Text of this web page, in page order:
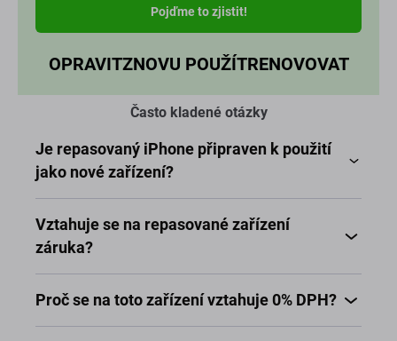
Pojďme to zjistit!
OPRAVITZNOVU POUŽÍTRENOVOVAT
Často kladené otázky
Je repasovaný iPhone připraven k použití
jako nové zařízení?
Vztahuje se na repasované zařízení
záruka?
Proč se na toto zařízení vztahuje 0% DPH?